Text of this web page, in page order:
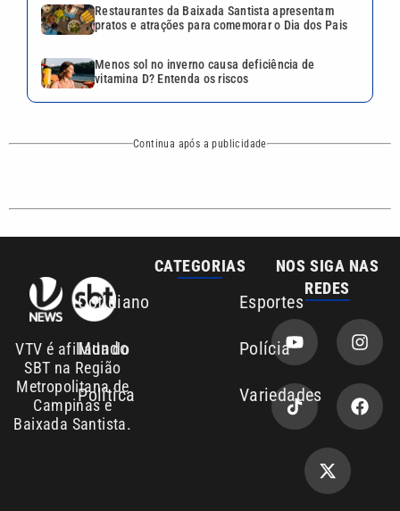
Restaurantes da Baixada Santista apresentam
pratos e atrações para comemorar o Dia dos Pais
Menos sol no inverno causa deficiência de
vitamina D? Entenda os riscos
Continua após a publicidade
VTV é afiliada do
SBT na Região
Metropolitana de
Campinas e
Baixada Santista.
Esportes
Mundo Polícia
Política Variedades
REDES
Anuncie agora com a emissora VTV SBT